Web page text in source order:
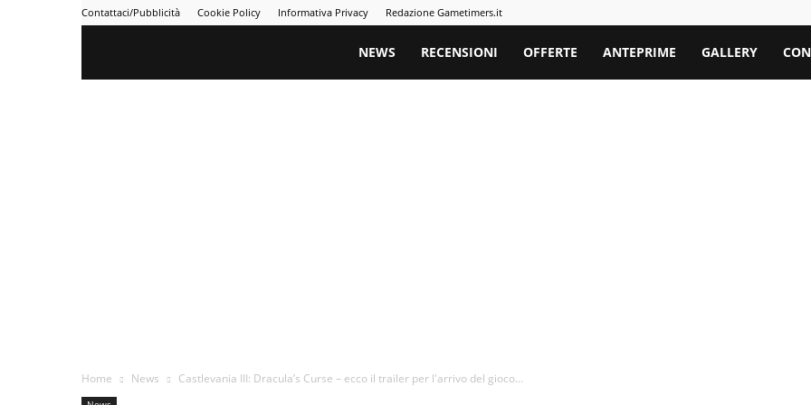
Contattaci/Pubblicità Cookie Policy Informativa Privacy Redazione Gametimers.it
Gametimers
NEWS RECENSIONI OFFERTE ANTEPRIME GALLERY
Home News Castlevania III: Dracula’s Curse – ecco il trailer per l'arrivo del gioco...